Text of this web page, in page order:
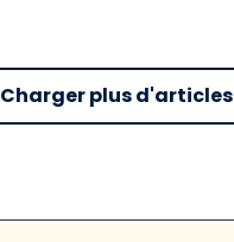
Charger plus d'articles